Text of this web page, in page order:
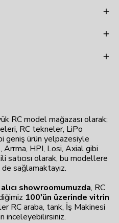
RC model mağazası olarak;
RC tekneler, LiPo
geniş ürün yelpazesiyle
HPI, Losi, Axial gibi
satıcısı olarak, bu modellere
de sağlamaktayız.
showroomumuzda, RC
100'ün üzerinde vitrin
RC araba, tank, İş Makinesi
inceleyebilirsiniz.